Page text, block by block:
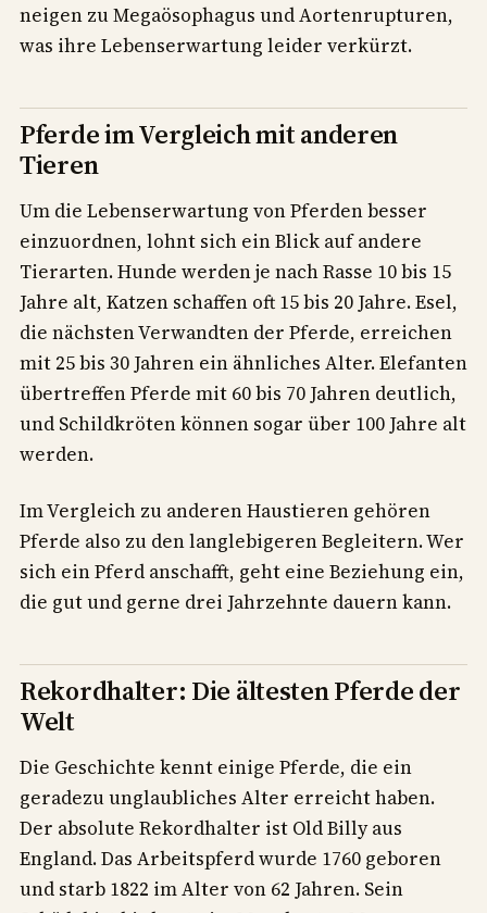
neigen zu Megaösophagus und Aortenrupturen,
was ihre Lebenserwartung leider verkürzt.
Pferde im Vergleich mit anderen
Tieren
Um die Lebenserwartung von Pferden besser
einzuordnen, lohnt sich ein Blick auf andere
Tierarten. Hunde werden je nach Rasse 10 bis 15
Jahre alt, Katzen schaffen oft 15 bis 20 Jahre. Esel,
die nächsten Verwandten der Pferde, erreichen
mit 25 bis 30 Jahren ein ähnliches Alter. Elefanten
übertreffen Pferde mit 60 bis 70 Jahren deutlich,
und Schildkröten können sogar über 100 Jahre alt
werden.
Im Vergleich zu anderen Haustieren gehören
Pferde also zu den langlebigeren Begleitern. Wer
sich ein Pferd anschafft, geht eine Beziehung ein,
die gut und gerne drei Jahrzehnte dauern kann.
Rekordhalter: Die ältesten Pferde der
Welt
Die Geschichte kennt einige Pferde, die ein
geradezu unglaubliches Alter erreicht haben.
Der absolute Rekordhalter ist Old Billy aus
England. Das Arbeitspferd wurde 1760 geboren
und starb 1822 im Alter von 62 Jahren. Sein